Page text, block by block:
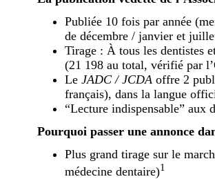
Publiée 10 fois par année
de décembre / janvier et
Tirage : À tous les dentistes
(21 198 au total, vérifié par
Le JADC / JCDA offre 2
français), dans la langue
“Lecture indispensable” aux
Pourquoi passer une annonce
Plus grand tirage sur le
médecine dentaire)1